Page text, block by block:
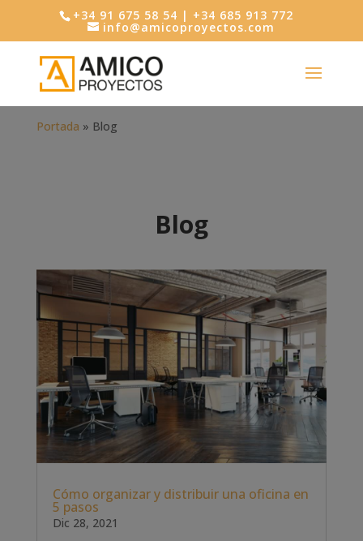
+34 91 675 58 54 | +34 685 913 772
info@amicoproyectos.com
Portada » Blog
Blog
Cómo organizar y distribuir una oficina en
5 pasos
Dic 28, 2021